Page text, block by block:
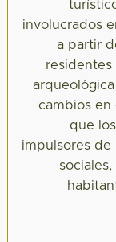
involucrados
a partir
residentes
cambios en
que
impulsores de